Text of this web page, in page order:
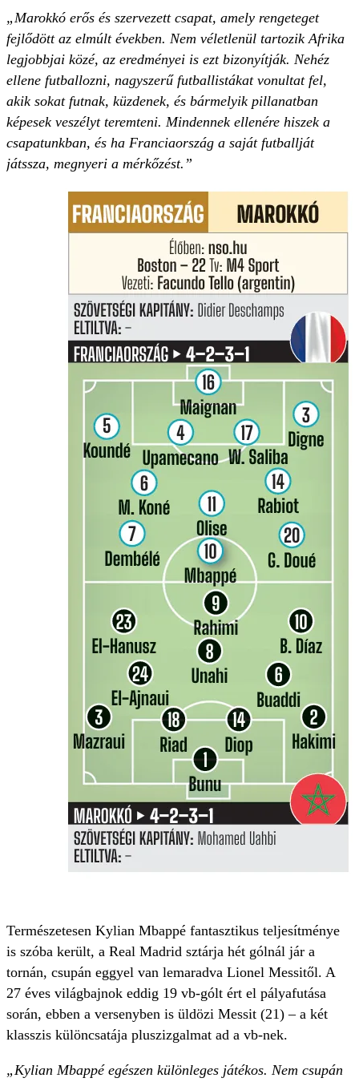
„Marokkó erős és szervezett csapat, amely rengeteget
fejlődött az elmúlt években. Nem véletlenül tartozik Afrika
legjobbjai közé, az eredményei is ezt bizonyítják. Nehéz
ellene futballozni, nagyszerű futballistákat vonultat fel,
akik sokat futnak, küzdenek, és bármelyik pillanatban
képesek veszélyt teremteni. Mindennek ellenére hiszek a
csapatunkban, és ha Franciaország a saját futballját
játssza, megnyeri a mérkőzést.”
Természetesen Kylian Mbappé fantasztikus teljesítménye
is szóba került, a Real Madrid sztárja hét gólnál jár a
tornán, csupán eggyel van lemaradva Lionel Messitől. A
27 éves világbajnok eddig 19 vb-gólt ért el pályafutása
során, ebben a versenyben is üldözi Messit (21) – a két
klasszis különcsatája pluszizgalmat ad a vb-nek.
„Kylian Mbappé egészen különleges játékos. Nem csupán